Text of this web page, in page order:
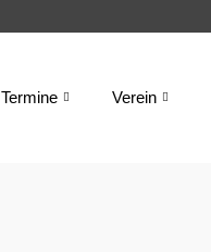
Termine Verein